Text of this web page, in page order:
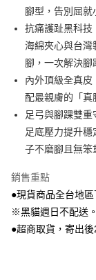
大哥付你分期
相關說明
【大哥付你分期使用
1.本服務由台灣大哥
流程，驗證手機門號
成交易。
3.實際核准額度、可
4.訂單成立30分鐘
消。如遇「轉專審
法說明評估內容。
1.分期款項不併入電
醒簡訊。
2.透過簡訊連結打開
帳／街口支付／
【注意事項】
AFTEE先享後付
相關說明
【關於「AFTEE先享
AFTEE先享後付是
便利好安心！
１．簡單：不需註
３．安心：先確認商
【「AFTEE先享後付
１．於結帳方式選擇
結帳頁面，進行簡訊
２．訂單成立數日內
３．收到繳費通知簡
ATM付款
貨到付款
全家付款取貨
每筆NT$80，滿
付款後全家取貨
腳型，告別屈就
抗痛護趾黑科技
海綿夾心與台灣
腳，一次解決腳
內外頂級全真
配最親膚的「真
足弓與腳踝雙
足底壓力提升
子不磨腳且無笨
銷售重點
●現貨商品全台地區
※黑貓週日不配送。
●超商取貨，寄出